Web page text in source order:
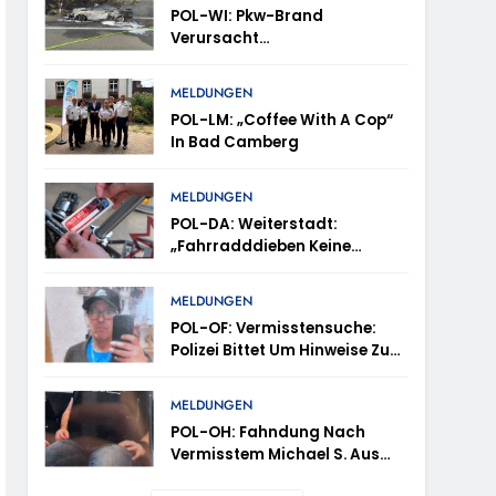
Im Gastro- Und Sicherheitsgewerbe
(11-18 Uhr)- Bürgerinnen Und Bürger
Mithilfe
Von Markus Höfer
Veröffentlichung Eines Fotos
POL-WI: Pkw-Brand
Verursacht
MELDUNGEN
POL-LM: „Coffee With A Cop“
In Bad Camberg
MELDUNGEN
POL-DA: Weiterstadt:
„Fahrradddieben Keine
Fahrradcodierung /
Anmeldung Erforderlich
MELDUNGEN
POL-OF: Vermisstensuche:
Polizei Bittet Um Hinweise Zum
Zaragoza Gonzalez
MELDUNGEN
POL-OH: Fahndung Nach
Vermisstem Michael S. Aus